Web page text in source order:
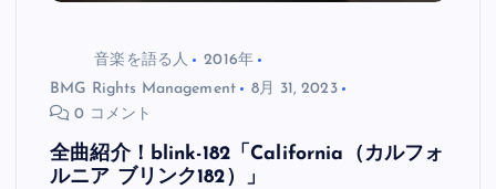
音楽を語る人
2016年
BMG Rights Management
8月 31, 2023
0 コメント
全曲紹介！blink-182「California（カルフォ
ルニア ブリンク182）」